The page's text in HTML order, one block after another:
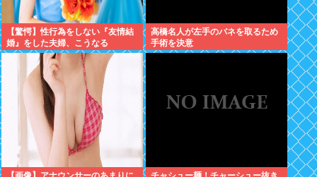
【驚愕】性行為をしない『友情結
婚』をした夫婦、こうなる
⇒･･･！！！
高橋名人が左手のバネを取るため
手術を決意